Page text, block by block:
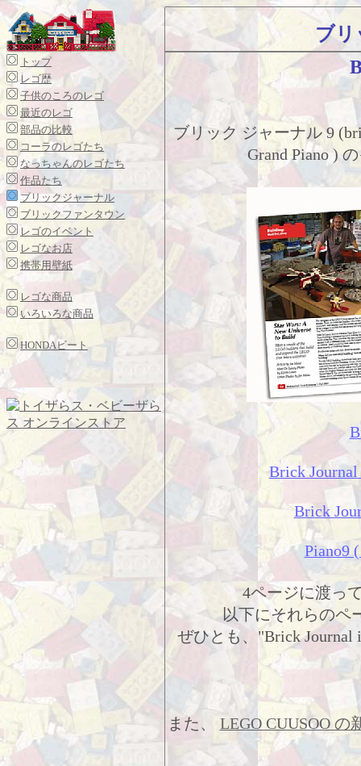
トップ
レゴ歴
子供のころのレゴ
最近のレゴ
部品の比較
コーラのレゴたち
なっちゃんのレゴたち
作品たち
ブリックジャーナル
ブリックファンタウン
レゴのイベント
レゴなお店
携帯用壁紙
レゴな商品
いろいろな商品
HONDAビート
ブリ
ブリック ジャーナル 9
Grand Piano )
Brick Journal
Brick
Piano9
4ページに渡っ
以下にそれらのペ
ぜひとも、"Brick Journal
また、 LEGO CUUSOO